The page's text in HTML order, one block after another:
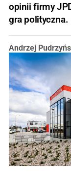
opinii firmy
gra polityczna.
Andrzej